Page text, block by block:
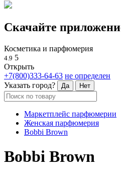
Скачайте
Косметика и парфюмерия
4.9 5
Открыть
+7(800)333-64-63 не определен
Указать город?
Да Нет
Маркетплейс парфюмерии
Женская парфюмерия
Bobbi Brown
Bobbi Brown